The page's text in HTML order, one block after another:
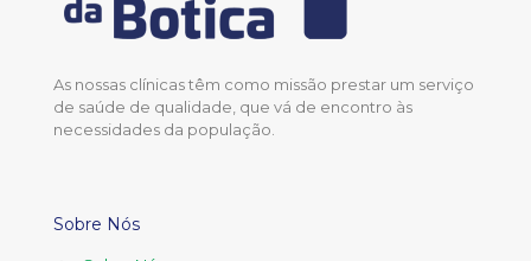
As nossas clínicas têm como missão prestar um serviço
de saúde de qualidade, que vá de encontro às
necessidades da população.
Sobre Nós